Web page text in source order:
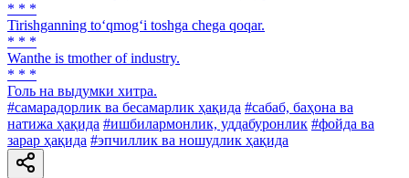
* * *
Tirishganning to‘qmog‘i toshga chega qoqar.
* * *
Wanthe is tmother of industry.
* * *
Голь на выдумки хитра.
#самарадорлик ва бесамарлик ҳақида #сабаб, баҳона ва
натижа ҳақида #ишбилармонлик, уддабуронлик #фойда ва
зарар ҳақида #эпчиллик ва ношудлик ҳақида